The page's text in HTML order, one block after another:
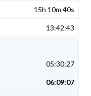
15h 10m 40s
13:42:43
05:30:27
06:09:07